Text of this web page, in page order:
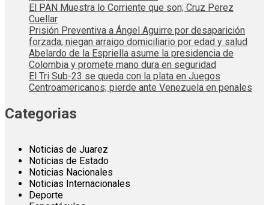
El PAN Muestra lo Corriente que son; Cruz Perez
Cuellar
Prisión Preventiva a Ángel Aguirre por desaparición
forzada; niegan arraigo domiciliario por edad y salud
Abelardo de la Espriella asume la presidencia de
Colombia y promete mano dura en seguridad
El Tri Sub-23 se queda con la plata en Juegos
Centroamericanos; pierde ante Venezuela en penales
Categorias
Noticias de Juarez
Noticias de Estado
Noticias Nacionales
Noticias Internacionales
Deporte